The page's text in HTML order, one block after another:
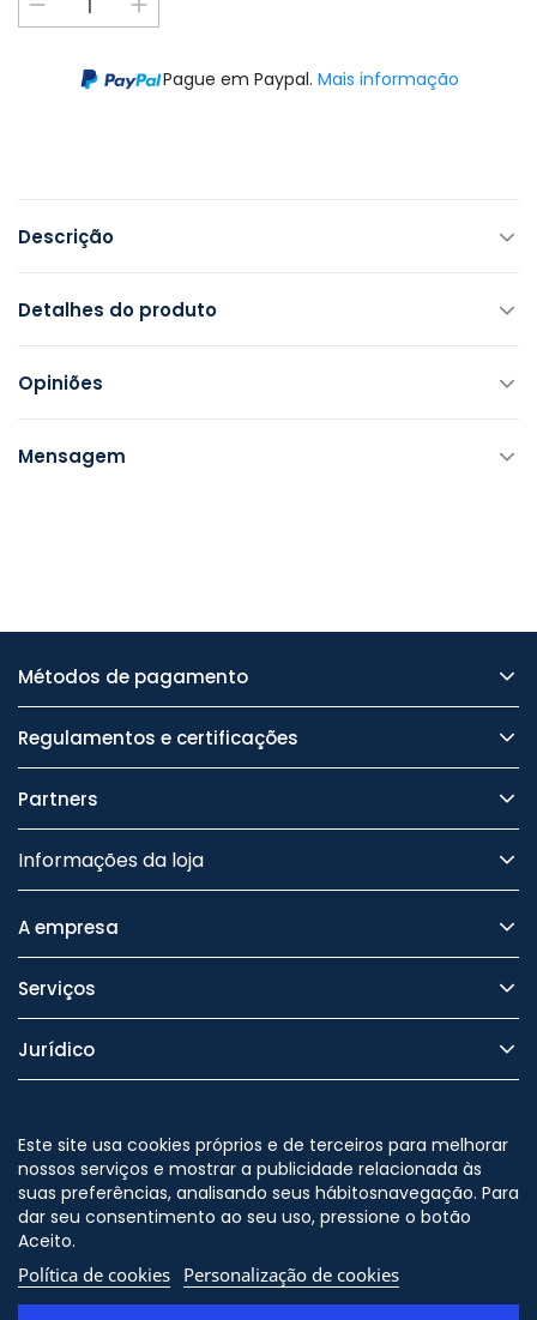
Pague em Paypal. Mais informação
Descrição
Detalhes do produto
Opiniões
Mensagem
Métodos de pagamento
Regulamentos e certificações
Partners
Informações da loja
A empresa
Serviços
Jurídico
Este site usa cookies próprios e de terceiros para melhorar
nossos serviços e mostrar a publicidade relacionada às
suas preferências, analisando seus hábitosnavegação. Para
dar seu consentimento ao seu uso, pressione o botão
Aceito.
Política de cookies Personalização de cookies
Nos siga no